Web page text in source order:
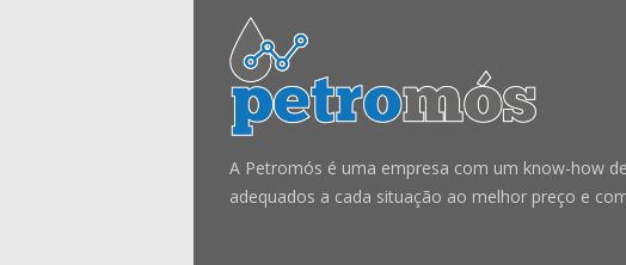
A Petromós é uma empresa com um know-how
adequados a cada situação ao melhor preço e